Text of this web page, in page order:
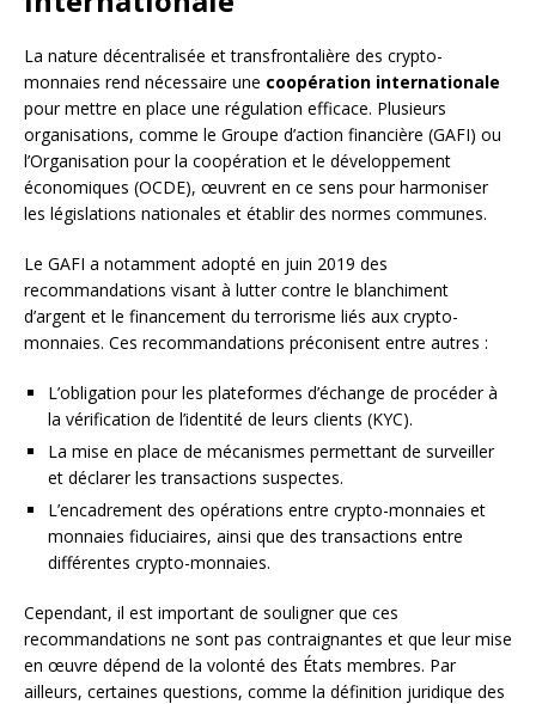
La nature décentralisée et transfrontalière des crypto-
monnaies rend nécessaire une coopération internationale
pour mettre en place une régulation efficace. Plusieurs
organisations, comme le Groupe d’action financière (GAFI) ou
l’Organisation pour la coopération et le développement
économiques (OCDE), œuvrent en ce sens pour harmoniser
les législations nationales et établir des normes communes.
Le GAFI a notamment adopté en juin 2019 des
recommandations visant à lutter contre le blanchiment
d’argent et le financement du terrorisme liés aux crypto-
monnaies. Ces recommandations préconisent entre autres :
L’obligation pour les plateformes d’échange de procéder à
la vérification de l’identité de leurs clients (KYC).
La mise en place de mécanismes permettant de surveiller
et déclarer les transactions suspectes.
L’encadrement des opérations entre crypto-monnaies et
monnaies fiduciaires, ainsi que des transactions entre
différentes crypto-monnaies.
Cependant, il est important de souligner que ces
recommandations ne sont pas contraignantes et que leur mise
en œuvre dépend de la volonté des États membres. Par
ailleurs, certaines questions, comme la définition juridique des